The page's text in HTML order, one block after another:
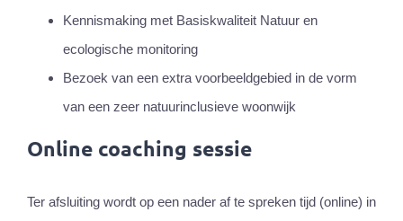
Kennismaking met Basiskwaliteit Natuur en
ecologische monitoring
Bezoek van een extra voorbeeldgebied in de vorm
van een zeer natuurinclusieve woonwijk
Online coaching sessie
Ter afsluiting wordt op een nader af te spreken tijd (online) in